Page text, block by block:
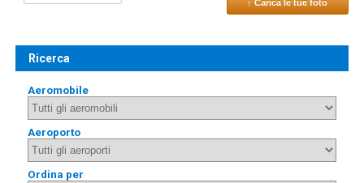
↑ Carica le tue foto
Ricerca
Aeromobile
Aeroporto
Ordina per